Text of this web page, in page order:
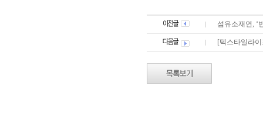
섬유소재연, ‘
[텍스타일라